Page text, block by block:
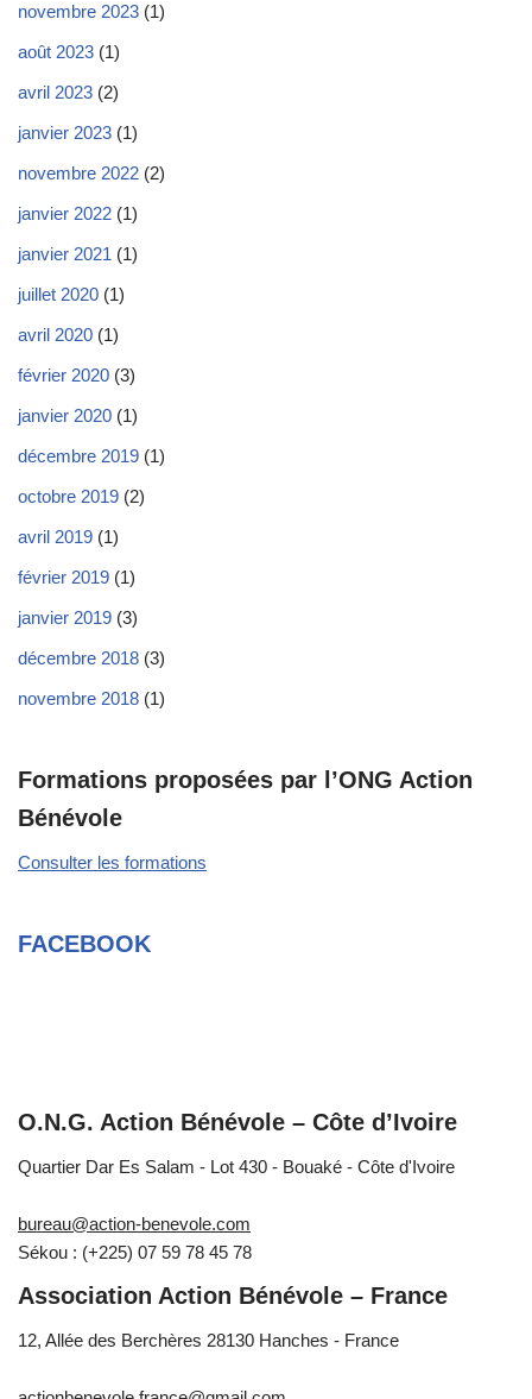
novembre 2023 (1)
août 2023 (1)
avril 2023 (2)
janvier 2023 (1)
novembre 2022 (2)
janvier 2022 (1)
janvier 2021 (1)
juillet 2020 (1)
avril 2020 (1)
février 2020 (3)
janvier 2020 (1)
décembre 2019 (1)
octobre 2019 (2)
avril 2019 (1)
février 2019 (1)
janvier 2019 (3)
décembre 2018 (3)
novembre 2018 (1)
Formations proposées par l’ONG Action
Bénévole
Consulter les formations
FACEBOOK
O.N.G. Action Bénévole – Côte d’Ivoire
Quartier Dar Es Salam - Lot 430 - Bouaké - Côte d'Ivoire
bureau@action-benevole.com
Sékou : (+225) 07 59 78 45 78
Association Action Bénévole – France
12, Allée des Berchères 28130 Hanches - France